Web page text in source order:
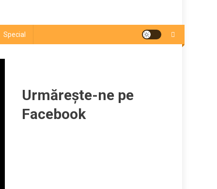
Special
Urmărește-ne pe
Facebook